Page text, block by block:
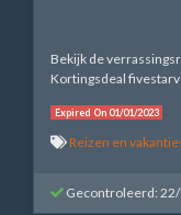
Bekijk de
Kortingsdeal
Expired On 01/01/2023
Reizen en
Gecontroleerd: